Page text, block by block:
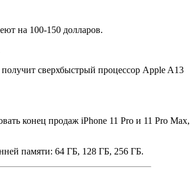
на 100-150 долларов.
сверхбыстрый процессор Apple A13
конец продаж iPhone 11 Pro и 11 Pro Max,
памяти: 64 ГБ, 128 ГБ, 256 ГБ.